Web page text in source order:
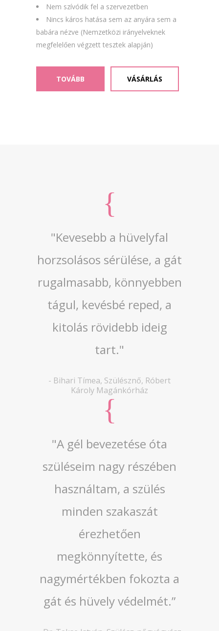
Nem szívódik fel a szervezetben
Nincs káros hatása sem az anyára sem a
babára nézve (Nemzetközi irányelveknek
megfelelően végzett tesztek alapján)
TOVÁBB VÁSÁRLÁS
"Kevesebb a hüvelyfal
horzsolásos sérülése, a gát
rugalmasabb, könnyebben
tágul, kevésbé reped, a
kitolás rövidebb ideig
tart."
- Bihari Tímea, Szülésznő, Róbert
Károly Magánkórház
"A gél bevezetése óta
szüléseim nagy részében
használtam, a szülés
minden szakaszát
érezhetően
megkönnyítette, és
nagymértékben fokozta a
gát és hüvely védelmét.”